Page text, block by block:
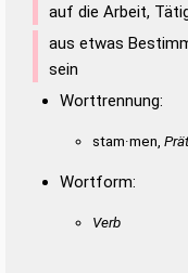
auf die Arbeit,
aus etwas
sein
Worttrennung:
stam·men,
Wortform:
Verb